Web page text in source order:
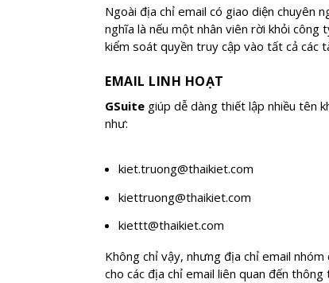
Ngoài địa chỉ email có giao diện chuyên
nghĩa là nếu một nhân viên rời khỏi công
kiểm soát quyền truy cập vào tất cả các
EMAIL LINH HOẠT
GSuite giúp dễ dàng thiết lập nhiều tên
như:
kiet.truong@thaikiet.com
kiettruong@thaikiet.com
kiettt@thaikiet.com
Không chỉ vậy, nhưng địa chỉ email
cho các địa chỉ email liên quan đến